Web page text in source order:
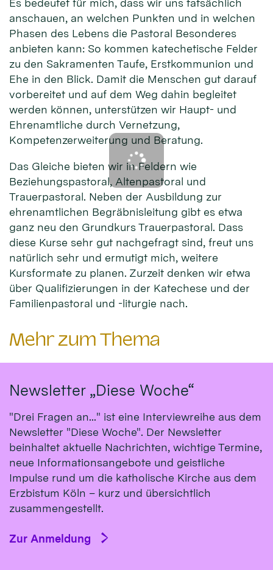
Es bedeutet für mich, dass wir uns tatsächlich
anschauen, an welchen Punkten und in welchen
Phasen des Lebens die Pastoral Besonderes
anbieten kann: So kommen katechetische Felder
zu den Sakramenten Taufe, Erstkommunion und
Ehe in den Blick. Damit die Menschen gut darauf
vorbereitet und auf dem Weg dahin begleitet
werden können, unterstützen wir Haupt- und
Ehrenamtliche durch Vernetzung,
Kompetenzerweiterung und Beratung.
Das Gleiche bieten wir in Feldern wie
Beziehungspastoral, Altenpastoral und
Trauerpastoral. Neben der Ausbildung zur
ehrenamtlichen Begräbnisleitung gibt es etwa
ganz neu den Grundkurs Trauerpastoral. Dass
diese Kurse sehr gut nachgefragt sind, freut uns
natürlich sehr und ermutigt mich, weitere
Kursformate zu planen. Zurzeit denken wir etwa
über Qualifizierungen in der Katechese und der
Familienpastoral und -liturgie nach.
Mehr zum Thema
Newsletter „Diese Woche“
"Drei Fragen an..." ist eine Interviewreihe aus dem
Newsletter "Diese Woche". Der Newsletter
beinhaltet aktuelle Nachrichten, wichtige Termine,
neue Informationsangebote und geistliche
Impulse rund um die katholische Kirche aus dem
Erzbistum Köln – kurz und übersichtlich
zusammengestellt.
Zur Anmeldung